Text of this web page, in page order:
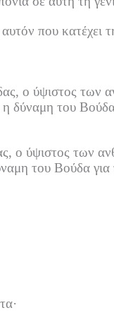
που κατέχει
ο ύψιστος των
η δύναμη του
ο ύψιστος των
του Βούδα για